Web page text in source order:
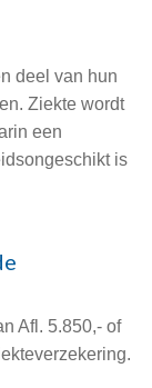
deel van hun
Ziekte wordt
een
is
Afl. 5.850,- of